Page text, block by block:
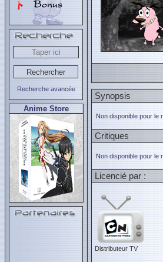
Recherche avancée
Anime Store
Synopsis
Non disponible pour le
Critiques
Non disponible pour le
Licencié par :
Distributeur TV